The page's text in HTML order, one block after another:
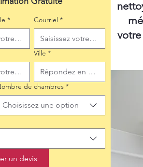
* Courriel *
Ville *
de chambres *
Choisissez une option
un devis